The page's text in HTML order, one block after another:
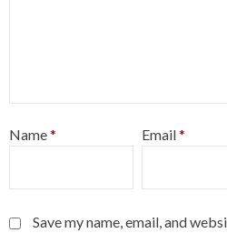
Name* Email*
Save my name, email, and